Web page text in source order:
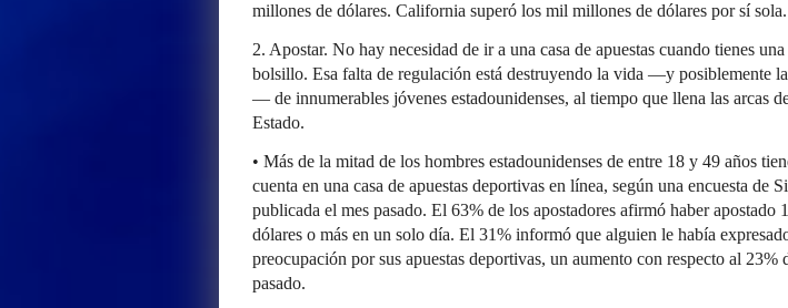
millones de dólares. California superó los mil millones de dólares por sí sola.
2. Apostar. No hay necesidad de ir a una casa de apuestas cuando tienes una
bolsillo. Esa falta de regulación está destruyendo la vida —y posiblemente
— de innumerables jóvenes estadounidenses, al tiempo que llena las arcas
Estado.
• Más de la mitad de los hombres estadounidenses de entre 18 y 49 años
cuenta en una casa de apuestas deportivas en línea, según una encuesta de
publicada el mes pasado. El 63% de los apostadores afirmó haber apostado
dólares o más en un solo día. El 31% informó que alguien le había
preocupación por sus apuestas deportivas, un aumento con respecto al 23%
pasado.